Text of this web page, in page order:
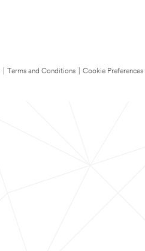
Terms and Conditions
Cookie Preferences